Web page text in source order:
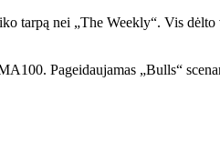
tarpą nei „The Weekly“. Vis
Pageidaujamas „Bulls“